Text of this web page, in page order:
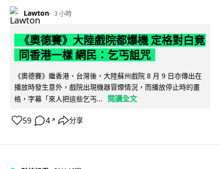
Lawton 3 小時
《奧德賽》大陸戲院都爆機 定格對白竟
同香港一樣 網民：乞丐詛咒
《奧德賽》繼香港、台灣後，大陸蘇州戲院 8 月 9 日亦傳出在
播放時發生意外，戲院出現機器冒煙情況，而播放停止時的畫
格，字幕「來人把這些乞丐...
閱讀全文
59 4 ↗ 分享